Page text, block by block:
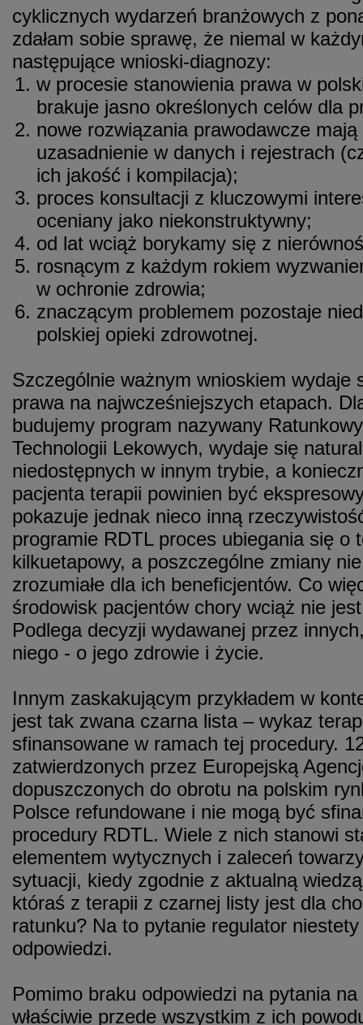
cyklicznych wydarzeń branżowych z
zdałam sobie sprawę, że niemal w
następujące wnioski-diagnozy:
w procesie stanowienia prawa w
brakuje jasno określonych celów dla
nowe rozwiązania prawodawcze
uzasadnienie w danych i rejestrach
ich jakość i kompilacja);
proces konsultacji z kluczowymi
oceniany jako niekonstruktywny;
od lat wciąż borykamy się z
rosnącym z każdym rokiem
w ochronie zdrowia;
znaczącym problemem pozostaje
polskiej opieki zdrowotnej.
Szczególnie ważnym wnioskiem wydaje
prawa na najwcześniejszych etapach.
budujemy program nazywany
Technologii Lekowych, wydaje się
niedostępnych w innym trybie, a
pacjenta terapii powinien być
pokazuje jednak nieco inną
programie RDTL proces ubiegania się o
kilkuetapowy, a poszczególne zmiany
zrozumiałe dla ich beneficjentów. Co
środowisk pacjentów chory wciąż nie
Podlega decyzji wydawanej przez
niego - o jego zdrowie i życie.
Innym zaskakującym przykładem w
jest tak zwana czarna lista – wykaz
sfinansowane w ramach tej procedury.
zatwierdzonych przez Europejską
dopuszczonych do obrotu na polskim
Polsce refundowane i nie mogą być
procedury RDTL. Wiele z nich stanowi
elementem wytycznych i zaleceń
sytuacji, kiedy zgodnie z aktualną
któraś z terapii z czarnej listy jest dla
ratunku? Na to pytanie regulator niestety
odpowiedzi.
Pomimo braku odpowiedzi na pytania
właściwie przede wszystkim z ich